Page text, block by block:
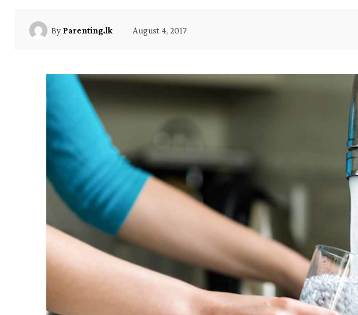
By Parenting.lk August 4, 2017